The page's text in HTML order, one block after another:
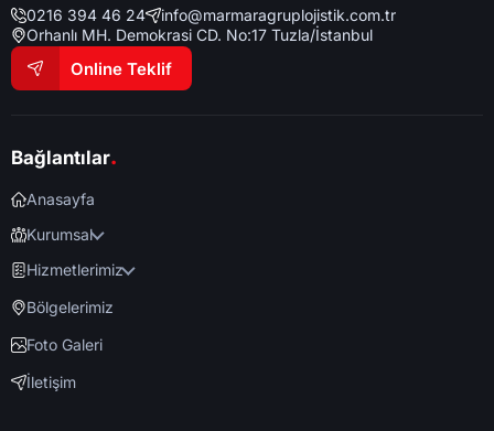
0216 394 46 24
info@marmaragruplojistik.com.tr
Orhanlı MH. Demokrasi CD. No:17 Tuzla/İstanbul
Online Teklif
Bağlantılar.
Anasayfa
Kurumsal
Hizmetlerimiz
Bölgelerimiz
Foto Galeri
İletişim